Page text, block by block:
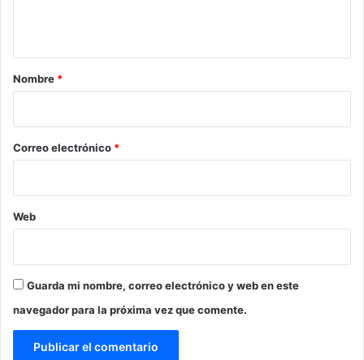
r
*
Nombre *
Correo electrónico *
Web
Guarda mi nombre, correo electrónico y web en este
navegador para la próxima vez que comente.